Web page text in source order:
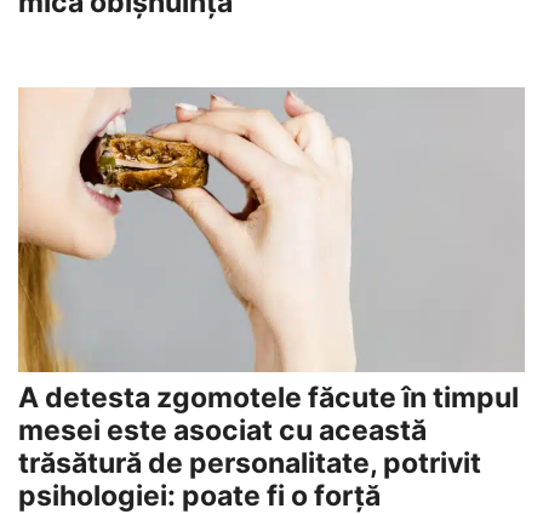
A detesta zgomotele făcute în timpul
mesei este asociat cu această
trăsătură de personalitate, potrivit
psihologiei: poate fi o forță